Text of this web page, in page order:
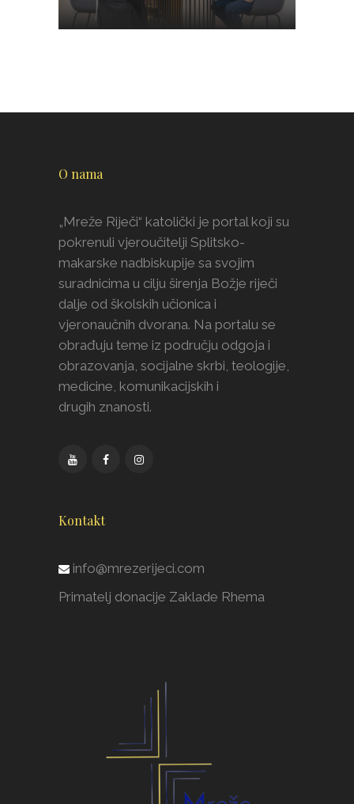
O nama
„Mreže Riječi“ katolički je portal koji su
pokrenuli vjeroučitelji Splitsko-
makarske nadbiskupije sa svojim
suradnicima u cilju širenja Božje riječi
dalje od školskih učionica i
vjeronaučnih dvorana. Na portalu se
obrađuju teme iz području odgoja i
obrazovanja, socijalne skrbi, teologije,
medicine, komunikacijskih i
drugih znanosti.
Kontakt
info@mrezerijeci.com
Primatelj donacije Zaklade Rhema